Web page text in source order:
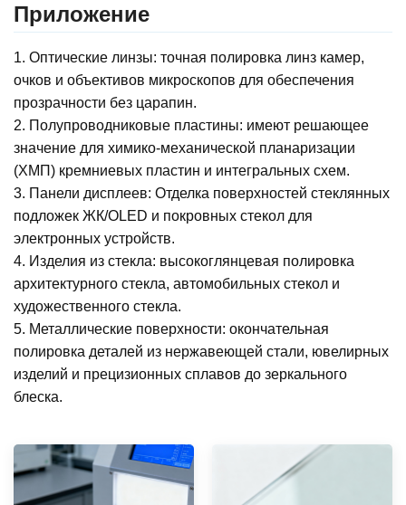
Приложение
1. Оптические линзы: точная полировка линз камер,
очков и объективов микроскопов для обеспечения
прозрачности без царапин.
2. Полупроводниковые пластины: имеют решающее
значение для химико-механической планаризации
(ХМП) кремниевых пластин и интегральных схем.
3. Панели дисплеев: Отделка поверхностей стеклянных
подложек ЖК/OLED и покровных стекол для
электронных устройств.
4. Изделия из стекла: высокоглянцевая полировка
архитектурного стекла, автомобильных стекол и
художественного стекла.
5. Металлические поверхности: окончательная
полировка деталей из нержавеющей стали, ювелирных
изделий и прецизионных сплавов до зеркального
блеска.